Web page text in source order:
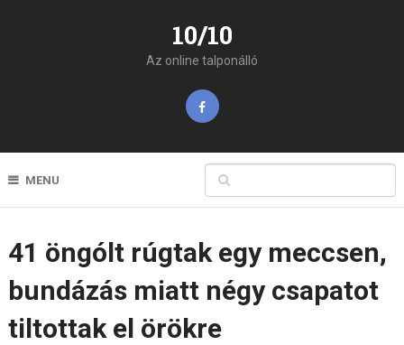
10/10
Az online talponálló
MENU
41 öngólt rúgtak egy meccsen,
bundázás miatt négy csapatot
tiltottak el örökre